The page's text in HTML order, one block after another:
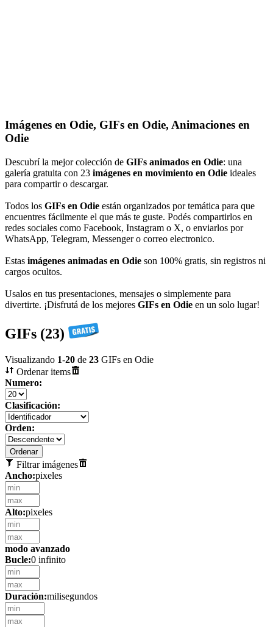
Imágenes en Odie, GIFs en Odie, Animaciones en
Odie
Descubrí la mejor colección de GIFs animados en Odie: una
galería gratuita con 23 imágenes en movimiento en Odie ideales
para compartir o descargar.
Todos los GIFs en Odie están organizados por temática para que
encuentres fácilmente el que más te guste. Podés compartirlos en
redes sociales como Facebook, Instagram o X, o enviarlos por
WhatsApp, Telegram, Messenger o correo electronico.
Estas imágenes animadas en Odie son 100% gratis, sin registros ni
cargos ocultos.
Usalos en tus presentaciones, mensajes o simplemente para
divertirte. ¡Disfrutá de los mejores GIFs en Odie en un solo lugar!
GIFs (23)
Visualizando 1-20 de 23 GIFs en Odie
Ordenar items
Numero:
Clasificación:
Orden:
Filtrar imágenes
Ancho:pixeles
Alto:pixeles
modo avanzado
Bucle:0 infinito
Duración:milisegundos